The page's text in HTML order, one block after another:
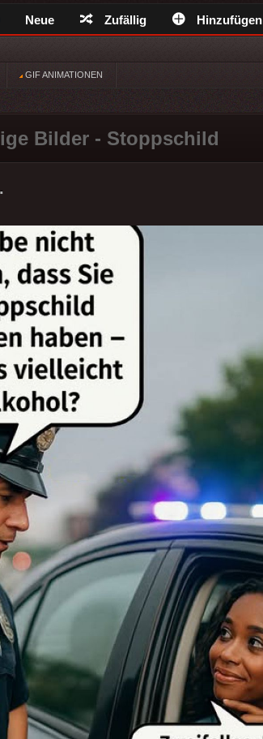
Neue Zufällig Hinzufügen
GIF ANIMATIONEN
Bilder - Stoppschild